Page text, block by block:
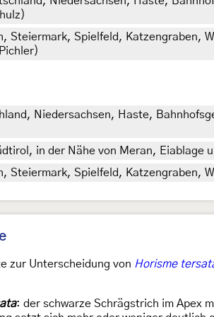
Steiermark, Spielfeld, Katzengraben,
Niedersachsen, Haste,
in der Nähe von Meran, Eiablage
Steiermark, Spielfeld, Katzengraben,
zur Unterscheidung von Horisme
: der schwarze Schrägstrich im Apex